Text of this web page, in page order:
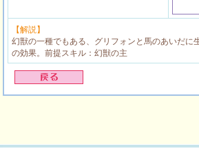
【解説】
幻獣の一種でもある、グリフォンと馬のあいだに
の効果。前提スキル：幻獣の主